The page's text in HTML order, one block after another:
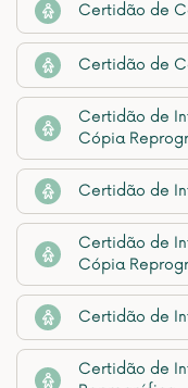
Certidão de
Certidão de
Certidão de
Cópia
Certidão de
Certidão de
Cópia
Certidão de
Certidão de